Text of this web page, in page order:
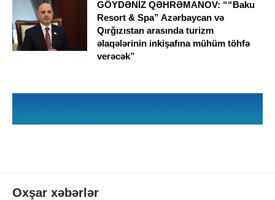
GÖYDƏNİZ QƏHRƏMANOV: ““Baku
Resort & Spa” Azərbaycan və
Qırğızıstan arasında turizm
əlaqələrinin inkişafına mühüm töhfə
verəcək”
Oxşar xəbərlər